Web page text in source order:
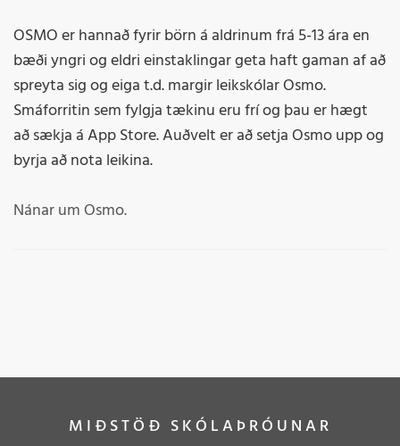
OSMO er hannað fyrir börn á aldrinum frá 5-13 ára en
bæði yngri og eldri einstaklingar geta haft gaman af að
spreyta sig og eiga t.d. margir leikskólar Osmo.
Smáforritin sem fylgja tækinu eru frí og þau er hægt
að sækja á App Store. Auðvelt er að setja Osmo upp og
byrja að nota leikina.
Nánar um Osmo.
MIÐSTÖÐ SKÓLAÞRÓUNAR